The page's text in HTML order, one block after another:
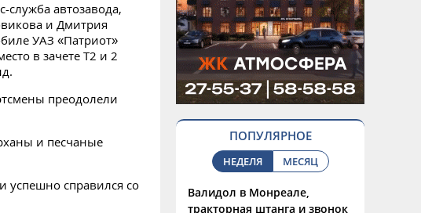
служба автозавода,
и Дмитрия
УАЗ «Патриот»
в зачете Т2 и 2
преодолели
и песчаные
успешно справился со
ПОПУЛЯРНОЕ
НЕДЕЛЯ МЕСЯЦ
Валидол в Монреале,
тракторная штанга и звонок